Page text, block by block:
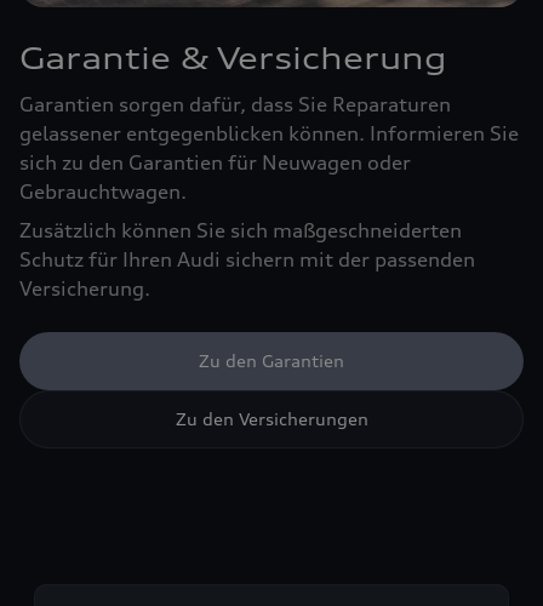
Garantie & Versicherung
Garantien sorgen dafür, dass Sie Reparaturen
gelassener entgegenblicken können. Informieren Sie
sich zu den Garantien für Neuwagen oder
Gebrauchtwagen.
Zusätzlich können Sie sich maßgeschneiderten
Schutz für Ihren Audi sichern mit der passenden
Versicherung.
Zu den Garantien
Zu den Versicherungen